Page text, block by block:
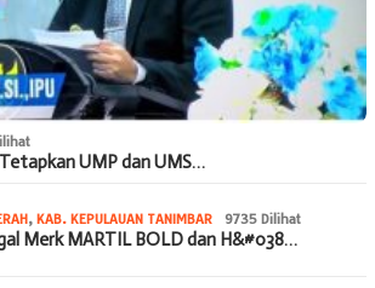
UMP dan UMS…
, KAB. KEPULAUAN TANIMBAR 9735 Dilihat
Merk MARTIL BOLD dan H&#038…